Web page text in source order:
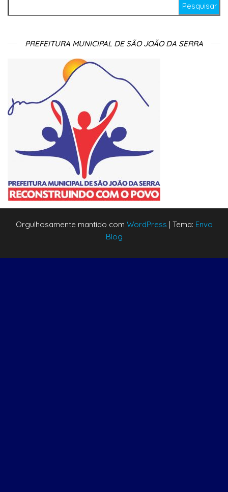
PREFEITURA MUNICIPAL DE SÃO JOÃO DA SERRA
Orgulhosamente mantido com WordPress | Tema: Envo
Blog